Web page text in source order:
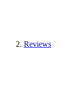
Reviews